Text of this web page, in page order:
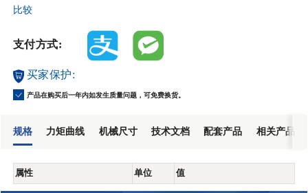
比较
支付方式:
买家保护:
产品在购买后一年内如发生质量问题，可免费换货。
规格 力矩曲线 机械尺寸 技术文档 配套产品 相关产品
属性 单位 值